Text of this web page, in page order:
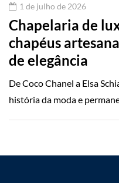
1 de julho de 2026
Chapelaria de
chapéus
de elegância
De Coco Chanel a Elsa
história da moda e